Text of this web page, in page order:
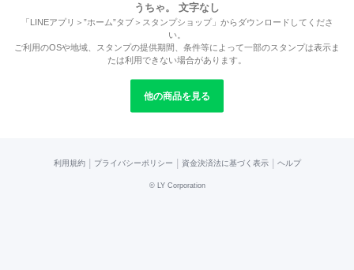
うちゃ。 文字なし
「LINEアプリ＞”ホーム”タブ＞スタンプショップ」からダウンロードしてくださ
い。
ご利用のOSや地域、スタンプの提供期間、条件等によって一部のスタンプは表示ま
たは利用できない場合があります。
他の商品を見る
利用規約 プライバシーポリシー 資金決済法に基づく表示 ヘルプ
© LY Corporation